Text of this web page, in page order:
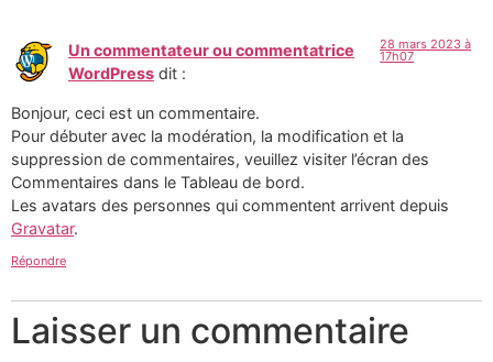
Un commentateur ou commentatrice
WordPress dit :
28 mars 2023 à
17h07
Bonjour, ceci est un commentaire.
Pour débuter avec la modération, la modification et la
suppression de commentaires, veuillez visiter l’écran des
Commentaires dans le Tableau de bord.
Les avatars des personnes qui commentent arrivent depuis
Gravatar.
Répondre
Laisser un commentaire